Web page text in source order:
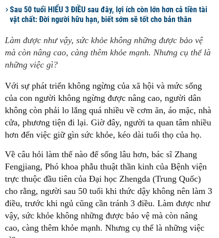
Sau 50 tuổi HIỂU 3 ĐIỀU sau đây, lợi ích còn lớn hơn cả tiền tài
vật chất: Đời người hữu hạn, biết sớm sẽ tốt cho bản thân
Làm được như vậy, sức khỏe không những được bảo vệ
mà còn nâng cao, càng thêm khỏe mạnh. Nhưng cụ thể là
những việc gì?
Với sự phát triển không ngừng của xã hội và mức sống
của con người không ngừng được nâng cao, người dân
không còn phải lo lắng quá nhiều về cơm ăn, áo mặc, nhà
cửa, phương tiện đi lại. Giờ đây, người ta quan tâm nhiều
hơn đến việc giữ gìn sức khỏe, kéo dài tuổi thọ của họ.
Về câu hỏi làm thế nào để sống lâu hơn, bác sĩ Zhang
Fengjiang, Phó khoa phẫu thuật thần kinh của Bệnh viện
trực thuộc đầu tiên của Đại học Zhengda (Trung Quốc)
cho rằng, người sau 50 tuổi khi thức dậy không nên làm 3
điều, trước khi ngủ cũng cần tránh 3 điều. Làm được như
vậy, sức khỏe không những được bảo vệ mà còn nâng
cao, càng thêm khỏe mạnh. Nhưng cụ thể là những việc